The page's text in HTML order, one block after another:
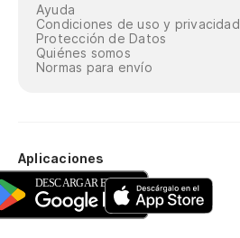
Ayuda
Condiciones de uso y privacidad
Protección de Datos
Quiénes somos
Normas para envío
Aplicaciones